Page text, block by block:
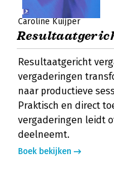
Caroline Kuijper
Resultaatgericht
vergaderingen
naar productieve
Praktisch en direct
vergaderingen leidt
deelneemt.
Boek bekijken